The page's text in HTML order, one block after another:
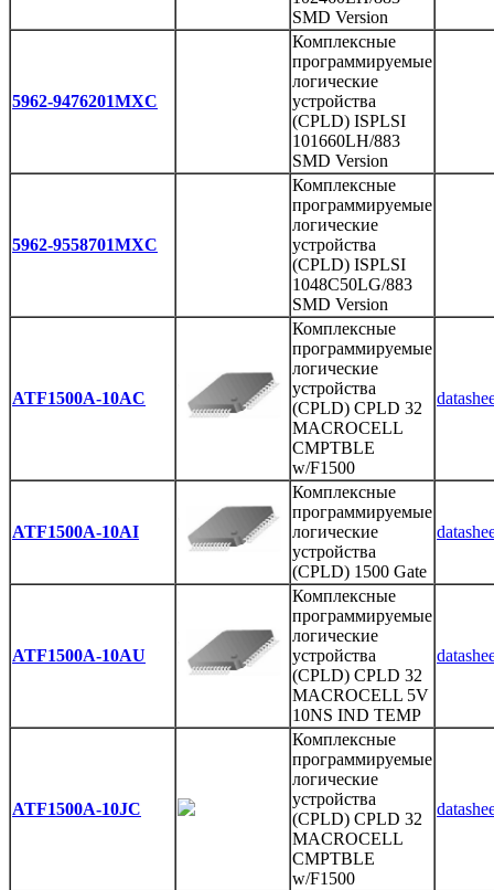
SMD Version
5962-9476201MXC
Комплексные
программируемые
логические
устройства
(CPLD) ISPLSI
101660LH/883
SMD Version
5962-9558701MXC
Комплексные
программируемые
логические
устройства
(CPLD) ISPLSI
1048C50LG/883
SMD Version
ATF1500A-10AC
Комплексные
программируемые
логические
устройства
(CPLD) CPLD 32
MACROCELL
CMPTBLE
w/F1500
ATF1500A-10AI
Комплексные
программируемые
логические
устройства
(CPLD) 1500 Gate
ATF1500A-10AU
Комплексные
программируемые
логические
устройства
(CPLD) CPLD 32
MACROCELL 5V
10NS IND TEMP
ATF1500A-10JC
Комплексные
программируемые
логические
устройства
(CPLD) CPLD 32
MACROCELL
CMPTBLE
w/F1500